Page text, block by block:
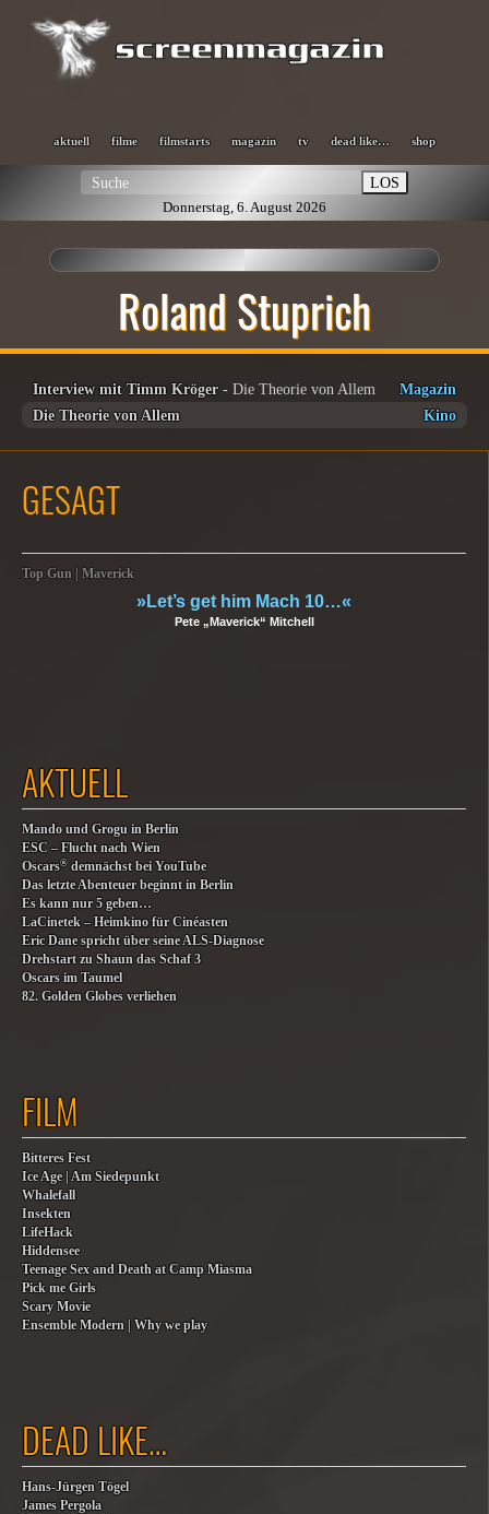
aktuell filme filmstarts magazin tv dead like… shop
LOS
Donnerstag, 6. August 2026
Roland Stuprich
Interview mit Timm Kröger- Die Theorie von Allem
Magazin
Die Theorie von Allem
Kino
GESAGT
Top Gun | Maverick
»Let’s get him Mach 10…«
Pete „Maverick“ Mitchell
AKTUELL
Mando und Grogu in Berlin
ESC – Flucht nach Wien
Oscars® demnächst bei YouTube
Das letzte Abenteuer beginnt in Berlin
Es kann nur 5 geben…
LaCinetek – Heimkino für Cinéasten
Eric Dane spricht über seine ALS-Diagnose
Drehstart zu Shaun das Schaf 3
Oscars im Taumel
82. Golden Globes verliehen
FILM
Bitteres Fest
Ice Age | Am Siedepunkt
Whalefall
Insekten
LifeHack
Hiddensee
Teenage Sex and Death at Camp Miasma
Pick me Girls
Scary Movie
Ensemble Modern | Why we play
DEAD LIKE…
Hans-Jürgen Tögel
James Pergola